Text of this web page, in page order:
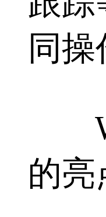
同操
的亮